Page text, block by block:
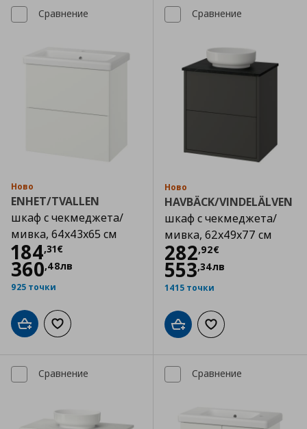
Сравнение
Ново
ENHET/TVALLEN
шкаф с чекмеджета/
мивка, 64x43x65 см
184,31€
Цена
360,48лв
925 точки
Добави в кошницата
Добави към списъка с любими
Сравнение
Ново
HAVBÄCK/VINDELÄLVEN
шкаф с чекмеджета/
мивка, 62x49x77 см
282,92€
Цена
553,34лв
1415 точки
Добави в кошницата
Добави към
Сравнение Сравнение